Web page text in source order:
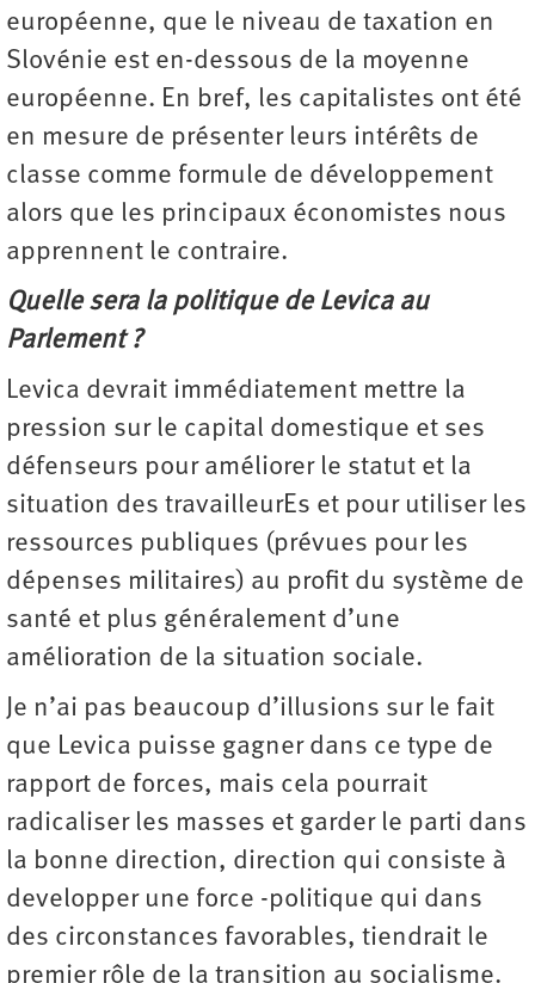
européenne, que le niveau de taxation en
Slovénie est en-dessous de la moyenne
européenne. En bref, les capitalistes ont été
en mesure de présenter leurs intérêts de
classe comme formule de développement
alors que les principaux économistes nous
apprennent le contraire.
Quelle sera la politique de Levica au
Parlement ?
Levica devrait immédiatement mettre la
pression sur le capital domestique et ses
défenseurs pour améliorer le statut et la
situation des travailleurEs et pour utiliser les
ressources publiques (prévues pour les
dépenses militaires) au profit du système de
santé et plus généralement d’une
amélioration de la situation sociale.
Je n’ai pas beaucoup d’illusions sur le fait
que Levica puisse gagner dans ce type de
rapport de forces, mais cela pourrait
radicaliser les masses et garder le parti dans
la bonne direction, direction qui consiste à
developper une force -politique qui dans
des circonstances favorables, tiendrait le
premier rôle de la transition au socialisme.